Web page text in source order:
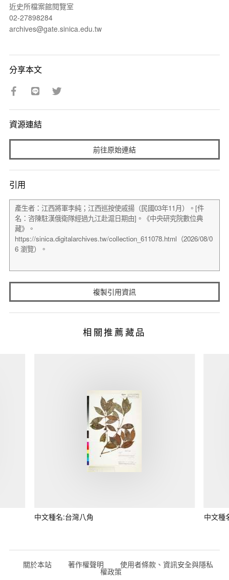
近史所檔案館閱覽室
02-27898284
archives@gate.sinica.edu.tw
分享本文
資源連結
前往原始連結
引用
複製引用資訊
相關推薦藏品
中文種名:台灣八角 中文種
關於本站 著作權聲明 使用者條款、資訊安全與隱私
權政策